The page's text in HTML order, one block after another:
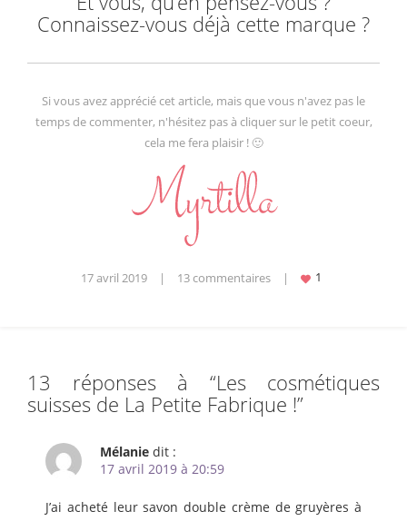
Connaissez-vous déjà cette marque ?
Si vous avez apprécié cet article, mais que vous n'avez pas le
temps de commenter, n'hésitez pas à cliquer sur le petit coeur,
cela me fera plaisir ! 🙂
17 avril 2019 | 13 commentaires |
13 réponses à “Les cosmétiques
suisses de La Petite Fabrique !”
Mélanie dit :
17 avril 2019 à 20:59
J’ai acheté leur savon double crème de gruyères à